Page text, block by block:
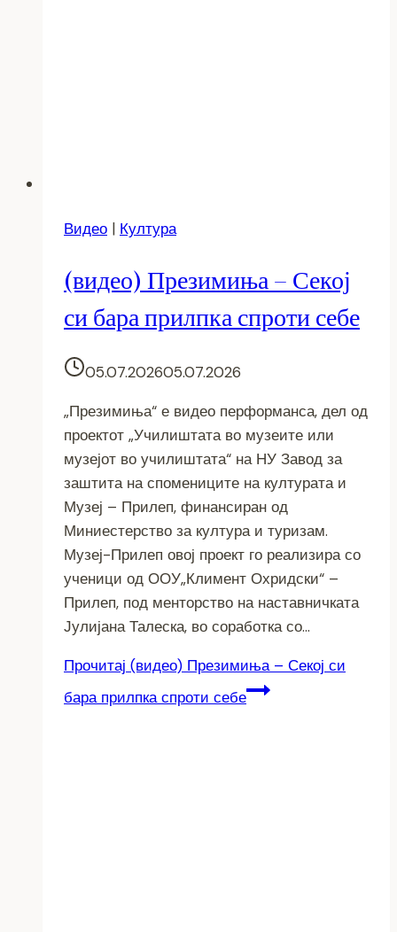
Видео | Култура
(видео) Презимиња – Секој
си бара прилпка спроти себе
05.07.202605.07.2026
„Презимиња“ е видео перформанса, дел од
проектот „Училиштата во музеите или
музејот во училиштата“ на НУ Завод за
заштита на спомениците на културата и
Музеј – Прилеп, финансиран од
Миниестерство за култура и туризам.
Музеј-Прилеп овој проект го реализира со
ученици од ООУ„Климент Охридски“ –
Прилеп, под менторство на наставничката
Јулијана Талеска, во соработка со…
Прочитај (видео) Презимиња – Секој си
бара прилпка спроти себе